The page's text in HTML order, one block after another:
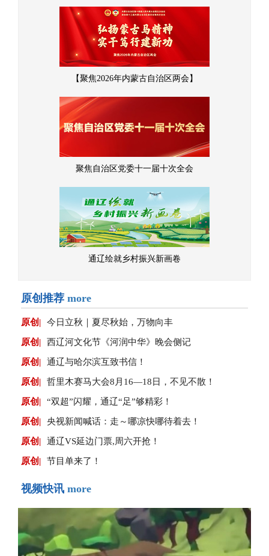
【聚焦2026年内蒙古自治区两会】
聚焦自治区党委十一届十次全会
通辽绘就乡村振兴新画卷
原创推荐 more
原创| 今日立秋｜夏尽秋始，万物向丰
原创| 西辽河文化节《河润中华》晚会侧记
原创| 通辽与哈尔滨互致书信！
原创| 哲里木赛马大会8月16—18日，不见不散！
原创| “双超”闪耀，通辽“足”够精彩！
原创| 央视新闻喊话：走～哪凉快哪待着去！
原创| 通辽VS延边门票,周六开抢！
原创| 节目单来了！
视频快讯 more